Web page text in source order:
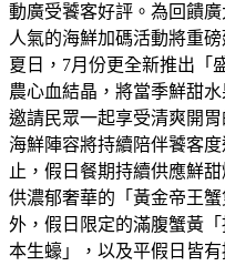
動廣受饕客好評。為回饋
人氣的海鮮加碼活動將重
夏日，7月份更全新推出「
農心血結晶，將當季鮮甜
邀請民眾一起享受清爽開
海鮮陣容將持續陪伴饕客
止，假日餐期持續供應鮮
供濃郁奢華的「黃金帝王
外，假日限定的滿腹蟹黃
本生蠔」，以及平假日皆